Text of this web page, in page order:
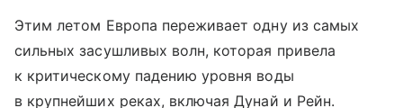
Этим летом Европа переживает одну из самых
сильных засушливых волн, которая привела
к критическому падению уровня воды
в крупнейших реках, включая Дунай и Рейн.